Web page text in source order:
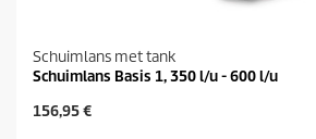
Schuimlans met tank
Schuimlans Basis 1, 350 l/u - 600 l/u
H
156,95 €